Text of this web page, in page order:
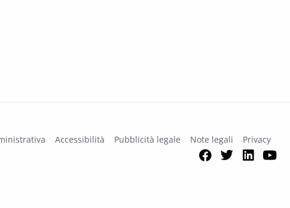
Accessibilità Pubblicità legale Note legali Privacy
Facebook
Twitter